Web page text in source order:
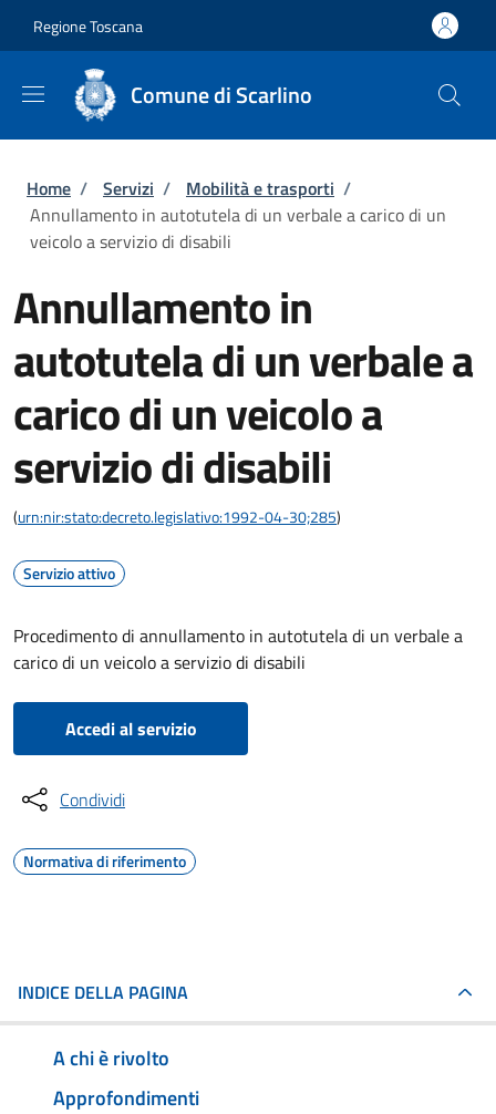
Regione Toscana
Comune di Scarlino
Briciole di pane
Home / Servizi / Mobilità e trasporti /
Annullamento in autotutela di un verbale a carico di un
veicolo a servizio di disabili
Annullamento in
autotutela di un verbale a
carico di un veicolo a
servizio di disabili
(urn:nir:stato:decreto.legislativo:1992-04-30;285)
Servizio attivo
Procedimento di annullamento in autotutela di un verbale a
carico di un veicolo a servizio di disabili
Accedi al servizio
Condividi
Normativa di riferimento
INDICE DELLA PAGINA
A chi è rivolto
Approfondimenti